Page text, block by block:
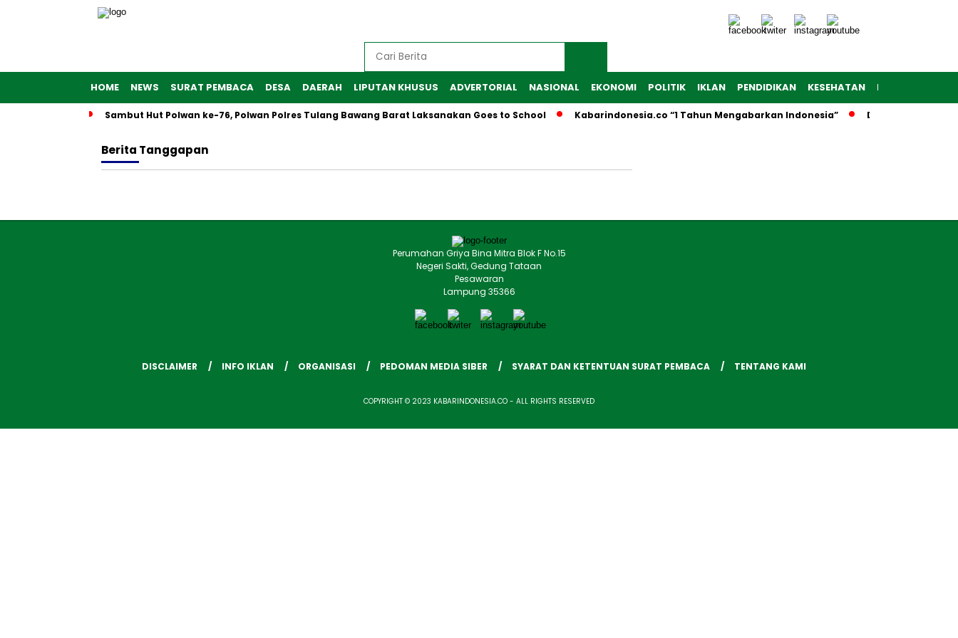
HOME NEWS SURAT PEMBACA DESA DAERAH LIPUTAN KHUSUS ADVERTORIAL NASIONAL EKONOMI POLITIK IKLAN PENDIDIKAN KESEHATAN RAGAM
Sambut Hut Polwan ke-76, Polwan Polres Tulang Bawang Barat Laksanakan Goes to School Kabarindonesia.co “1 Tahun Mengabarkan Indonesia” Dibuka Firsada
Berita Tanggapan
Perumahan Griya Bina Mitra Blok F No.15
Negeri Sakti, Gedung Tataan
Pesawaran
Lampung 35366
DISCLAIMER INFO IKLAN ORGANISASI PEDOMAN MEDIA SIBER SYARAT DAN KETENTUAN SURAT PEMBACA TENTANG KAMI
COPYRIGHT © 2023 KABARINDONESIA.CO - ALL RIGHTS RESERVED